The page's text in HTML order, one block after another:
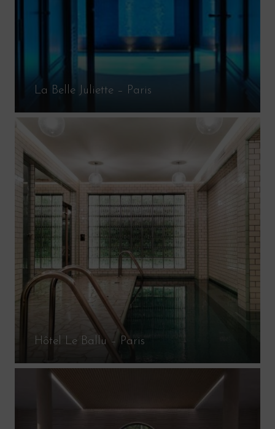
La Belle Juliette – Paris
Hôtel Le Ballu – Paris